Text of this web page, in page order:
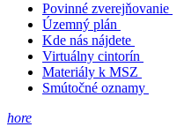
Povinné zverejňovanie
Územný plán
Kde nás nájdete
Virtuálny cintorín
Materiály k MSZ
Smútočné oznamy
hore